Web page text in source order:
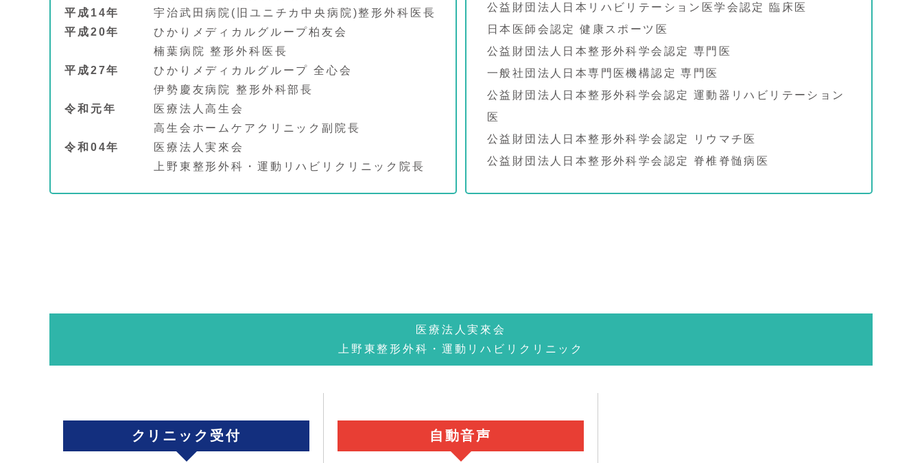
平成14年
宇治武田病院(旧ユニチカ中央病院)整形外科医長
平成20年
ひかりメディカルグループ柏友会
楠葉病院 整形外科医長
平成27年
ひかりメディカルグループ 全心会
伊勢慶友病院 整形外科部長
令和元年
医療法人高生会
高生会ホームケアクリニック副院長
令和04年
医療法人実來会
上野東整形外科・運動リハビリクリニック院長
公益財団法人日本リハビリテーション医学会認定 臨床医
日本医師会認定 健康スポーツ医
公益財団法人日本整形外科学会認定 専門医
一般社団法人日本専門医機構認定 専門医
公益財団法人日本整形外科学会認定 運動器リハビリテーション
医
公益財団法人日本整形外科学会認定 リウマチ医
医療法人実來会
上野東整形外科・運動リハビリクリニック
クリニック受付 自動音声